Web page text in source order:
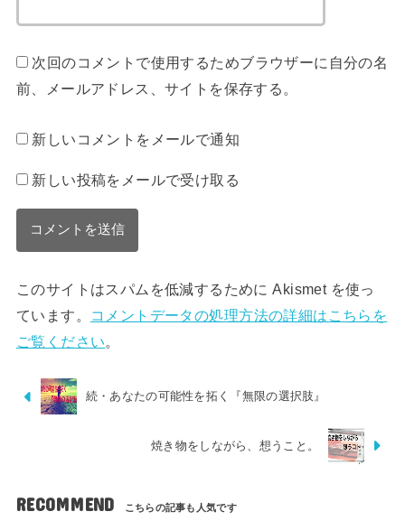
次回のコメントで使用するためブラウザーに自分の名
前、メールアドレス、サイトを保存する。
新しいコメントをメールで通知
新しい投稿をメールで受け取る
このサイトはスパムを低減するために Akismet を使っ
ています。
コメントデータの処理方法の詳細はこちらを
ご覧ください。
続・あなたの可能性を拓く『無限の選択肢』
焼き物をしながら、想うこと。
RECOMMEND